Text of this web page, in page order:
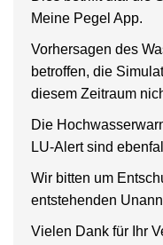
Meine Pegel App.
Vorhersagen des
betroffen, die
diesem Zeitraum
Die
LU-Alert sind
Wir bitten um
entstehenden
Vielen Dank für Ihr